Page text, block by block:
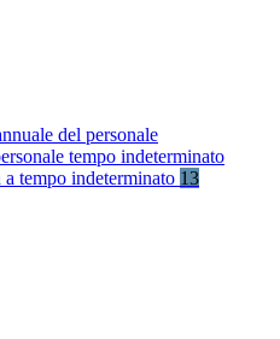
del personale
tempo indeterminato
a tempo indeterminato 13